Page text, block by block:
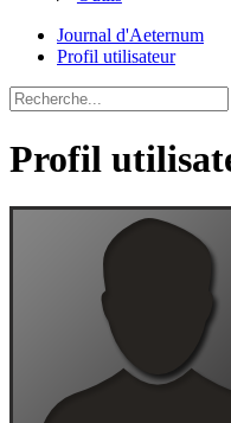
Journal d'Aeternum
Profil utilisateur
Profil